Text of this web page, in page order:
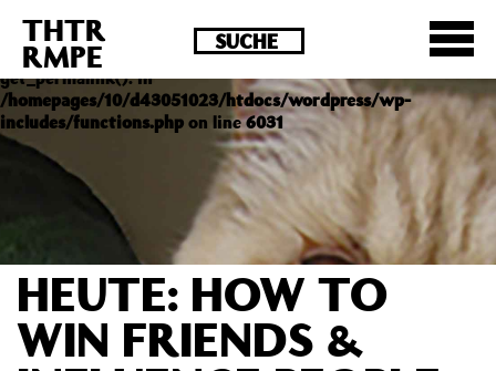
Deprecated : Die Funktion post_permalink ist seit
Version 4.4.0 veraltet! Verwende stattdessen
get_permalink(). in
/homepages/10/d43051023/htdocs/wordpress/wp-
includes/functions.php on line6031
THTR
RMPE
HEUTE: HOW TO
WIN FRIENDS &